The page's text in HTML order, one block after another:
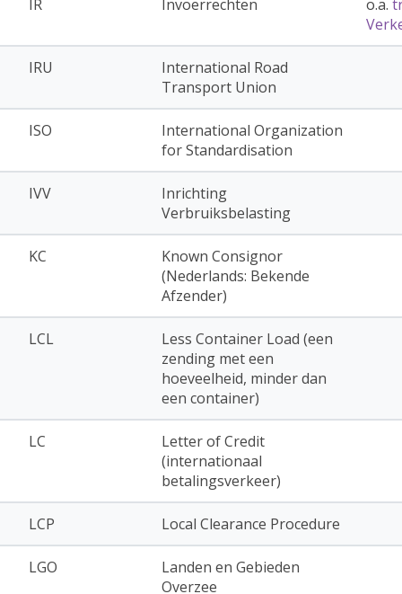
IR Invoerrechten o.a.
IRU
International Road
Transport Union
ISO
International Organization
for Standardisation
IVV
Inrichting
Verbruiksbelasting
KC
Known Consignor
(Nederlands: Bekende
Afzender)
LCL
Less Container Load (een
zending met een
hoeveelheid, minder dan
een container)
LC
Letter of Credit
(internationaal
betalingsverkeer)
LCP Local Clearance Procedure
LGO
Landen en Gebieden
Overzee